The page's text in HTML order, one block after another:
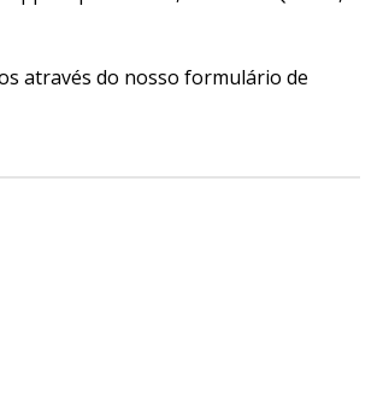
através do nosso formulário de